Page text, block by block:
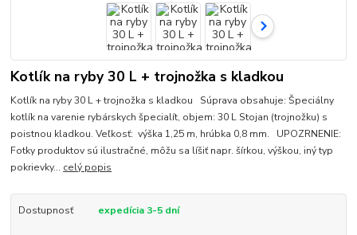
Kotlík na ryby 30 L + trojnožka s kladkou
Kotlík na ryby 30 L + trojnožka s kladkou Súprava obsahuje: Špeciálny
kotlík na varenie rybárskych špecialít, objem: 30 L Stojan (trojnožku) s
poistnou kladkou. Veľkosť: výška 1,25 m, hrúbka 0,8 mm. UPOZRNENIE:
Fotky produktov sú ilustračné, môžu sa líšiť napr. šírkou, výškou, iný typ
pokrievky... celý popis
Dostupnosť expedícia 3-5 dní